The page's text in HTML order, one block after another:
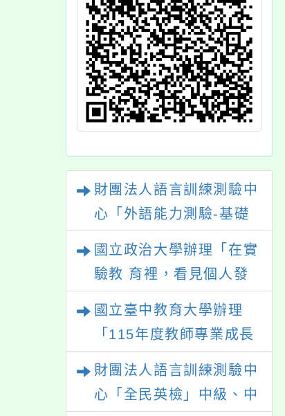
財團法人語言訓練測驗中
心「外語能力測驗-基礎
國立政治大學辦理「在實
驗教 育裡，看見個人發
國立臺中教育大學辦理
「115年度教師專業成長
財團法人語言訓練測驗中
心「全民英檢」中級、中